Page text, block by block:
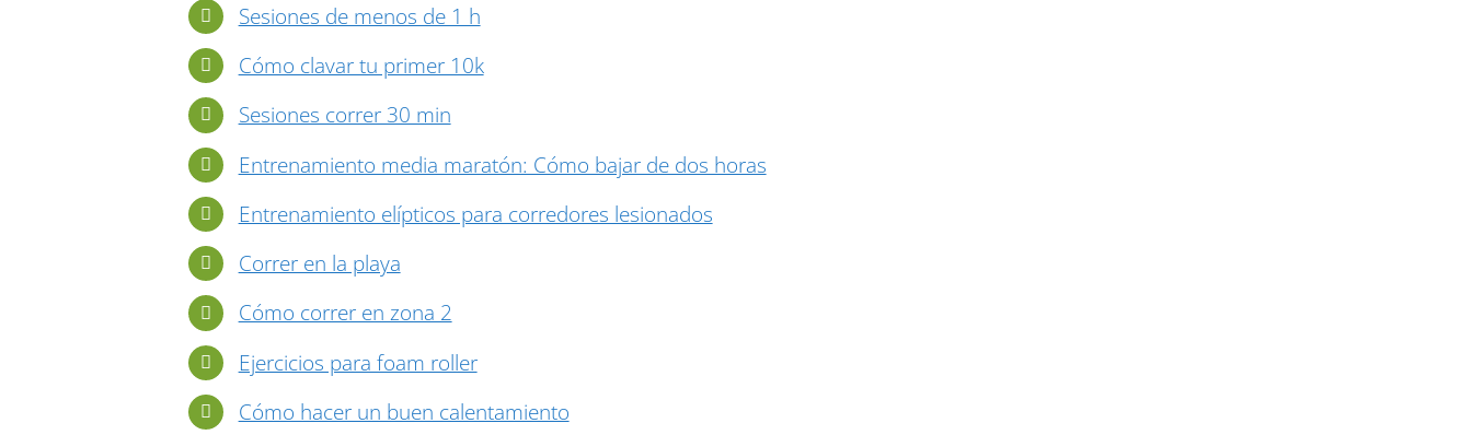
Sesiones de menos de 1 h
Cómo clavar tu primer 10k
Sesiones correr 30 min
Entrenamiento media maratón: Cómo bajar de dos horas
Entrenamiento elípticos para corredores lesionados
Correr en la playa
Cómo correr en zona 2
Ejercicios para foam roller
Cómo hacer un buen calentamiento